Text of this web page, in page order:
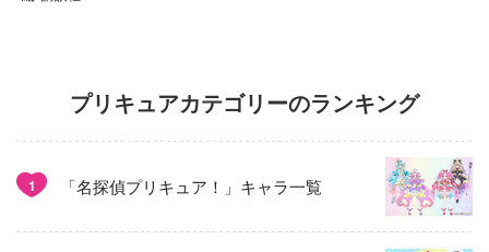
プリキュアカテゴリーのランキング
1 「名探偵プリキュア！」キャラ一覧